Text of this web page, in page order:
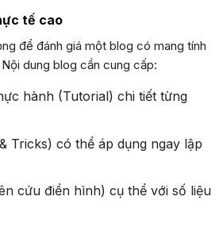
tế cao
để đánh giá một blog có mang tính
dung blog cần cung cấp:
hành (Tutorial) chi tiết từng
Tricks) có thể áp dụng ngay lập
cứu điển hình) cụ thể với số liệu